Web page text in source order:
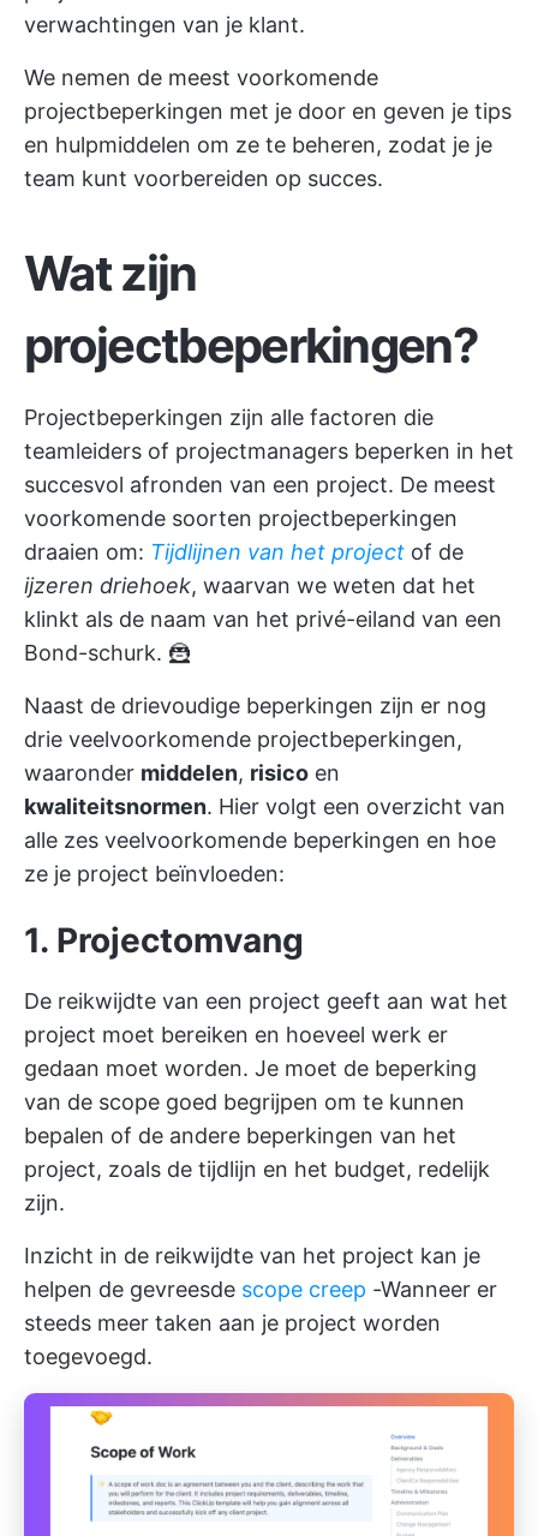
verwachtingen van je klant.
We nemen de meest voorkomende
projectbeperkingen met je door en geven je tips
en hulpmiddelen om ze te beheren, zodat je je
team kunt voorbereiden op succes.
Wat zijn
projectbeperkingen?
Projectbeperkingen zijn alle factoren die
teamleiders of projectmanagers beperken in het
succesvol afronden van een project. De meest
voorkomende soorten projectbeperkingen
draaien om: Tijdlijnen van het project of de
ijzeren driehoek, waarvan we weten dat het
klinkt als de naam van het privé-eiland van een
Bond-schurk. 🦹
Naast de drievoudige beperkingen zijn er nog
drie veelvoorkomende projectbeperkingen,
waaronder middelen, risico en
kwaliteitsnormen. Hier volgt een overzicht van
alle zes veelvoorkomende beperkingen en hoe
ze je project beïnvloeden:
1. Projectomvang
De reikwijdte van een project geeft aan wat het
project moet bereiken en hoeveel werk er
gedaan moet worden. Je moet de beperking
van de scope goed begrijpen om te kunnen
bepalen of de andere beperkingen van het
project, zoals de tijdlijn en het budget, redelijk
zijn.
Inzicht in de reikwijdte van het project kan je
helpen de gevreesde scope creep -Wanneer er
steeds meer taken aan je project worden
toegevoegd.